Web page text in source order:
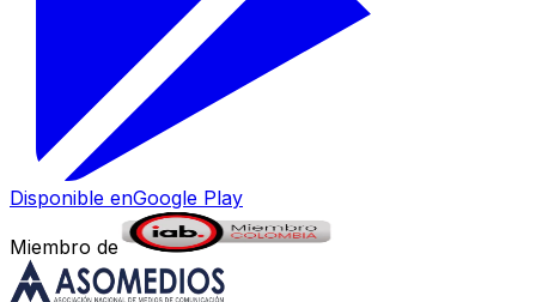
Disponible enGoogle Play
Miembro de